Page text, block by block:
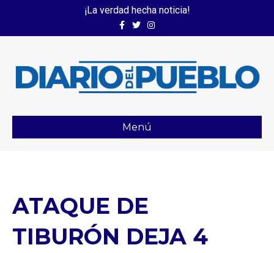
¡La verdad hecha noticia!
FacebookTwitterInstagram
Menú
ATAQUE DE
TIBURÓN DEJA 4